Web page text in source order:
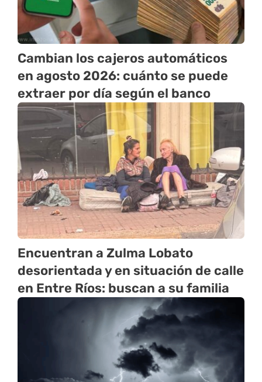
Cambian los cajeros automáticos
en agosto 2026: cuánto se puede
extraer por día según el banco
Encuentran a Zulma Lobato
desorientada y en situación de calle
en Entre Ríos: buscan a su familia